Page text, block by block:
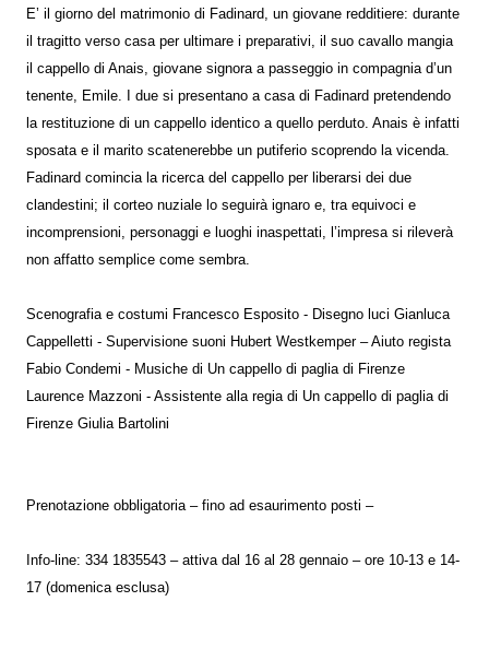
E’ il giorno del matrimonio di Fadinard, un giovane redditiere: durante
il tragitto verso casa per ultimare i preparativi, il suo cavallo mangia
il cappello di Anais, giovane signora a passeggio in compagnia d’un
tenente, Emile. I due si presentano a casa di Fadinard pretendendo
la restituzione di un cappello identico a quello perduto. Anais è infatti
sposata e il marito scatenerebbe un putiferio scoprendo la vicenda.
Fadinard comincia la ricerca del cappello per liberarsi dei due
clandestini; il corteo nuziale lo seguirà ignaro e, tra equivoci e
incomprensioni, personaggi e luoghi inaspettati, l’impresa si rileverà
non affatto semplice come sembra.
Scenografia e costumi Francesco Esposito - Disegno luci Gianluca
Cappelletti - Supervisione suoni Hubert Westkemper – Aiuto regista
Fabio Condemi - Musiche di Un cappello di paglia di Firenze
Laurence Mazzoni - Assistente alla regia di Un cappello di paglia di
Firenze Giulia Bartolini
Prenotazione obbligatoria – fino ad esaurimento posti –
Info-line: 334 1835543 – attiva dal 16 al 28 gennaio – ore 10-13 e 14-
17 (domenica esclusa)